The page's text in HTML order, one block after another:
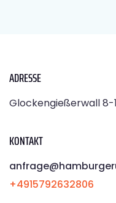
ADRESSE
Glockengießerwall 8-
KONTAKT
+4915792632806